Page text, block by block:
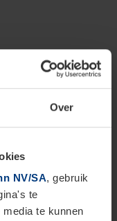
Over
NV/SA, gebruik
te
te kunnen